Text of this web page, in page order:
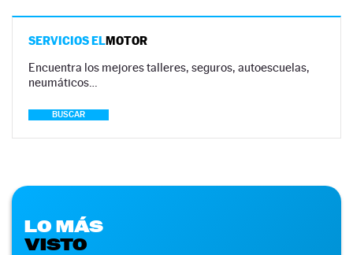
SERVICIOS ELMOTOR
Encuentra los mejores talleres, seguros, autoescuelas,
neumáticos…
BUSCAR
LO MÁS
VISTO